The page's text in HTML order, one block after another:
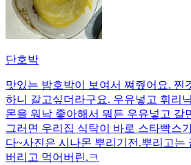
단호박
맛있는 밤호박이 보여서 쪄줬어요. 찐
하니 갈고싶더라구요. 우유넣고 휘리
몬을 워낙 좋아해서 뭐든 우유넣고 갈
그러면 우리집 식탁이 바로 스타빡스
다~사진은 시나몬 뿌리기전.뿌리고는
버리고 먹어버린.ㅋ